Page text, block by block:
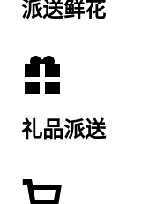
派送鲜花
礼品派送